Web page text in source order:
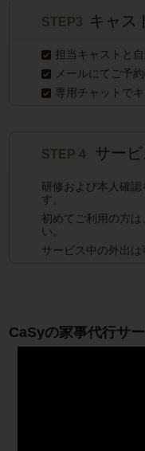
STEP3 キャス
担当キャストと
メールにてご予
専用チャットで
STEP４ サー
研修および本人確
す。
初めてご利用の方
い。
サービス中の外出は
CaSyの家事代行サ